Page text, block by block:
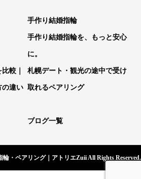
手作り結婚指輪
手作り結婚指輪を、もっと安心
に。
較｜
の違い
札幌デート・観光の途中で受け
取れるペアリング
ブログ一覧
・ペアリング｜アトリエZuii All Rights Reserved.